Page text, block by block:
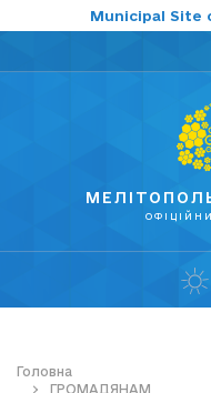
Municipal Site
Головна
ГРОМАДЯНАМ